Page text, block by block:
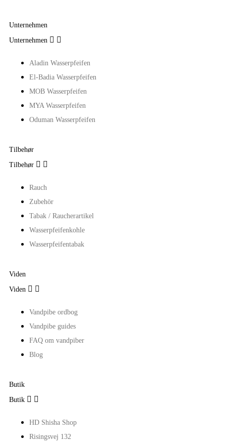
Unternehmen
Unternehmen  
Aladin Wasserpfeifen
El-Badia Wasserpfeifen
MOB Wasserpfeifen
MYA Wasserpfeifen
Oduman Wasserpfeifen
Tilbehør
Tilbehør  
Rauch
Zubehör
Tabak / Raucherartikel
Wasserpfeifenkohle
Wasserpfeifentabak
Viden
Viden  
Vandpibe ordbog
Vandpibe guides
FAQ om vandpiber
Blog
Butik
Butik  
HD Shisha Shop
Risingsvej 132